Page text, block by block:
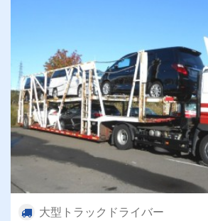
大型トラックドライバー